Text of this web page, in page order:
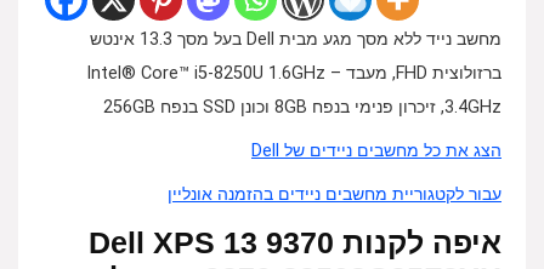
מחשב נייד ללא מסך מגע מבית Dell בעל מסך 13.3 אינטש
ברזולוצית FHD, מעבד Intel® Core™ i5-8250U 1.6GHz –
3.4GHz, זיכרון פנימי בנפח 8GB וכונן SSD בנפח 256GB
הצג את כל מחשבים ניידים של Dell
עבור לקטגוריית מחשבים ניידים בהזמנה אונליין
איפה לקנות Dell XPS 13 9370